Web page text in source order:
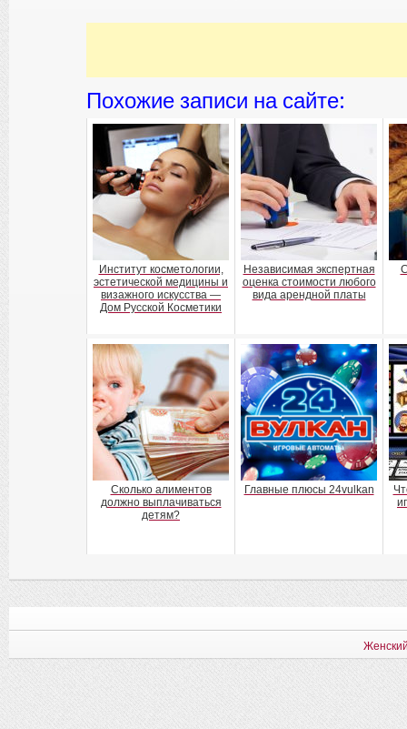
Похожие записи на сайте:
Институт косметологии,
эстетической медицины и
визажного искусства —
Дом Русской Косметики
Независимая экспертная
оценка стоимости любого
вида арендной платы
Сколько алиментов
должно выплачиваться
детям?
Главные плюсы 24vulkan